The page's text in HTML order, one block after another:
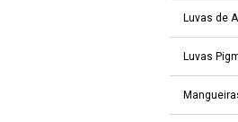
Luvas de
Luvas